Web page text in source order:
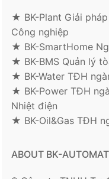
★ BK-Plant Giải
Công nghiệp
★ BK-SmartHome
★ BK-BMS Quản lý
★ BK-Water TĐH
★ BK-Power TĐH
Nhiệt điện
★ BK-Oil&Gas TĐH
ABOUT BK-